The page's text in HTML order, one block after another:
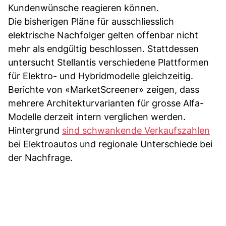
Kundenwünsche reagieren können.
Die bisherigen Pläne für ausschliesslich
elektrische Nachfolger gelten offenbar nicht
mehr als endgültig beschlossen. Stattdessen
untersucht Stellantis verschiedene Plattformen
für Elektro- und Hybridmodelle gleichzeitig.
Berichte von «MarketScreener» zeigen, dass
mehrere Architekturvarianten für grosse Alfa-
Modelle derzeit intern verglichen werden.
Hintergrund sind schwankende Verkaufszahlen
bei Elektroautos und regionale Unterschiede bei
der Nachfrage.